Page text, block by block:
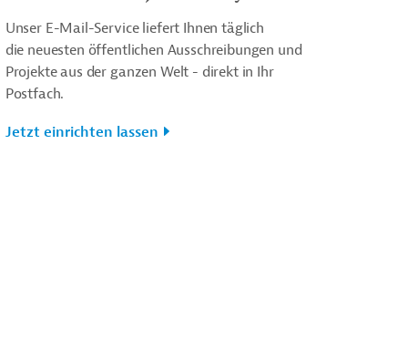
Unser E-Mail-Service liefert Ihnen täglich
die neuesten öffentlichen Ausschreibungen und
Projekte aus der ganzen Welt - direkt in Ihr
Postfach.
Jetzt einrichten lassen